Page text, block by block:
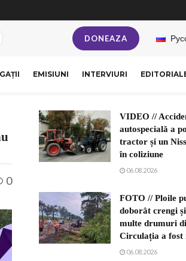
DONEAZA
EMISIUNI INTERVIURI
0
VIDEO //
autospecială a
tractor și un
în coliziune
06.08.2026
FOTO // Ploile
doborât crengi
multe drumuri
Circulația a fost
06.08.2026